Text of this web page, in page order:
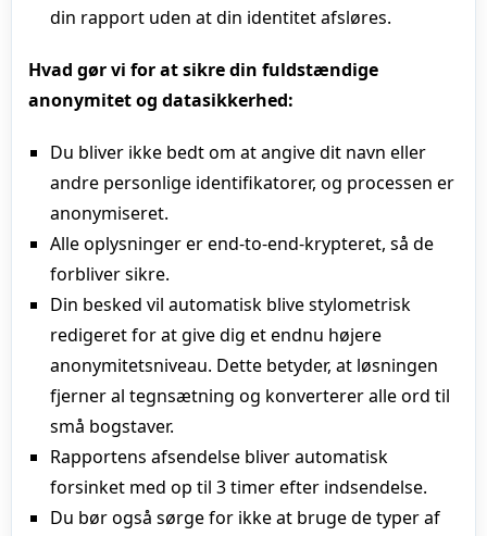
din rapport uden at din identitet afsløres.
Hvad gør vi for at sikre din fuldstændige
anonymitet og datasikkerhed:
Du bliver ikke bedt om at angive dit navn eller
andre personlige identifikatorer, og processen er
anonymiseret.
Alle oplysninger er end-to-end-krypteret, så de
forbliver sikre.
Din besked vil automatisk blive stylometrisk
redigeret for at give dig et endnu højere
anonymitetsniveau. Dette betyder, at løsningen
fjerner al tegnsætning og konverterer alle ord til
små bogstaver.
Rapportens afsendelse bliver automatisk
forsinket med op til 3 timer efter indsendelse.
Du bør også sørge for ikke at bruge de typer af